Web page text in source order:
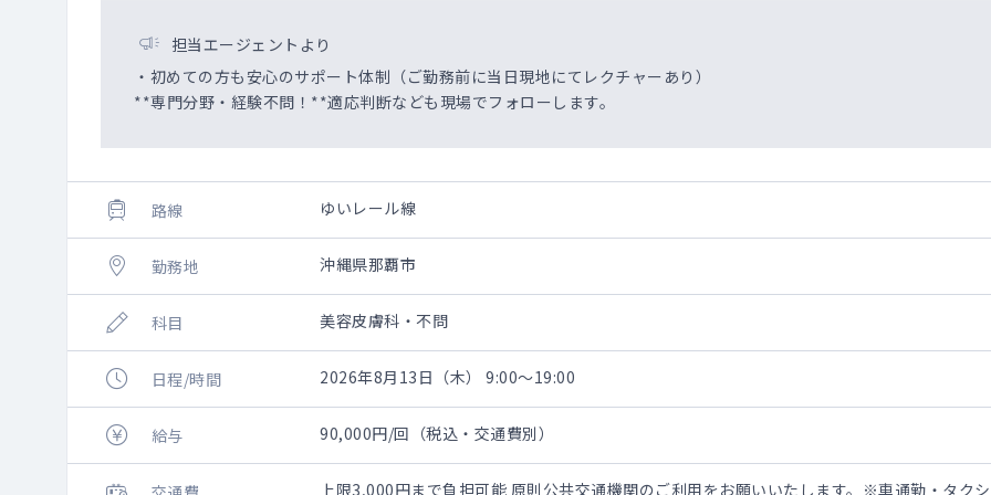
担当エージェントより
・初めての方も安心のサポート体制（ご勤務前に当日現地にてレクチャーあり）
**専門分野・経験不問！**適応判断なども現場でフォローします。
路線 ゆいレール線
勤務地 沖縄県那覇市
科目 美容皮膚科・不問
日程/時間 2026年8月13日（木） 9:00～19:00
給与 90,000円/回（税込・交通費別）
上限3,000円まで負担可能 原則公共交通機関のご利用をお願いいたします。※車通勤・タク